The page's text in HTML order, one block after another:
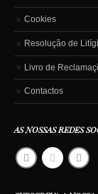
Cookies
Resolução de
Livro de
Contactos
AS NOSSAS REDES